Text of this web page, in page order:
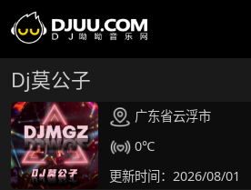
Dj莫公子
广东省云浮市
0℃
更新时间：2026/08/01